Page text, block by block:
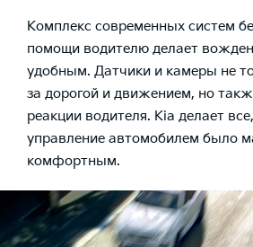
Комплекс современных систем
помощи водителю делает
удобным. Датчики и камеры не
за дорогой и движением, но
реакции водителя. Kia делает
управление автомобилем было
комфортным.